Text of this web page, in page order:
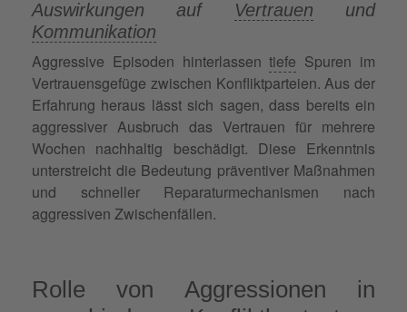
Auswirkungen auf Vertrauen und
Kommunikation
Aggressive Episoden hinterlassentiefe Spuren im
Vertrauensgefüge zwischen Konfliktparteien. Aus der
Erfahrung heraus lässt sich sagen, dass bereits ein
aggressiver Ausbruch das Vertrauen für mehrere
Wochen nachhaltig beschädigt. Diese Erkenntnis
unterstreicht die Bedeutung präventiver Maßnahmen
und schneller Reparaturmechanismen nach
aggressiven Zwischenfällen.
Rolle von Aggressionen in